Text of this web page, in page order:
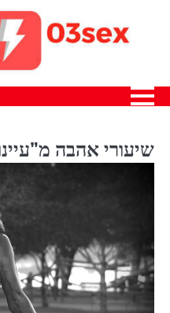
content
שיעורי אהבה